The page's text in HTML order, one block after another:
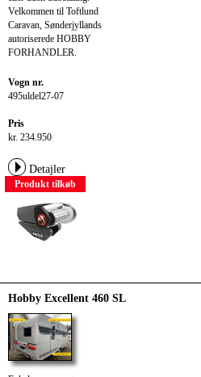
Velkommen til Toftlund
Caravan, Sønderjyllands
autoriserede HOBBY
FORHANDLER.
Vogn nr.
495uldel27-07
Pris
kr. 234.950
Detajler
Produkt tilkøb
Hobby Excellent 460 SL